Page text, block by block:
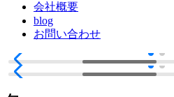
会社概要
blog
お問い合わせ